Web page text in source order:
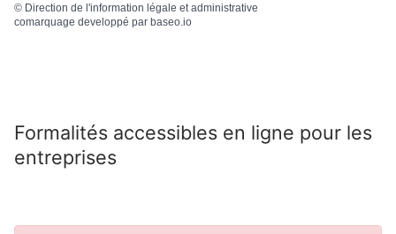
© Direction de l'information légale et administrative
comarquage developpé par baseo.io
Formalités accessibles en ligne pour les
entreprises